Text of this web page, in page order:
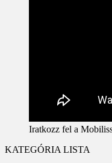
Iratkozz fel a
KATEGÓRIA LISTA